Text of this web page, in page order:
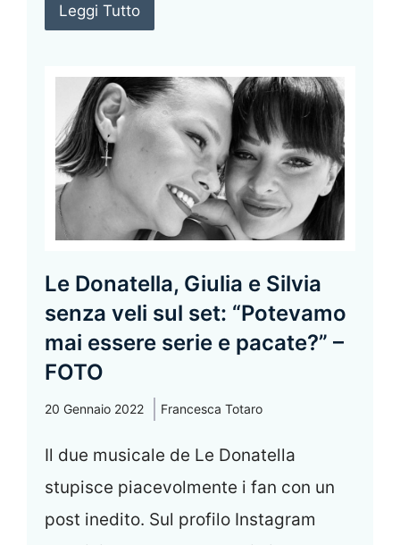
Leggi Tutto
Le Donatella, Giulia e Silvia
senza veli sul set: “Potevamo
mai essere serie e pacate?” –
FOTO
20 Gennaio 2022 Francesca Totaro
Il due musicale de Le Donatella
stupisce piacevolmente i fan con un
post inedito. Sul profilo Instagram